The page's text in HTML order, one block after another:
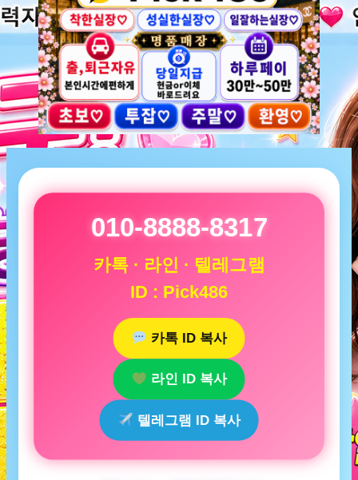
010-8888-8317
카톡 · 라인 · 텔레그램
ID : Pick486
카톡 ID 복사
라인 ID 복사
텔레그램 ID 복사